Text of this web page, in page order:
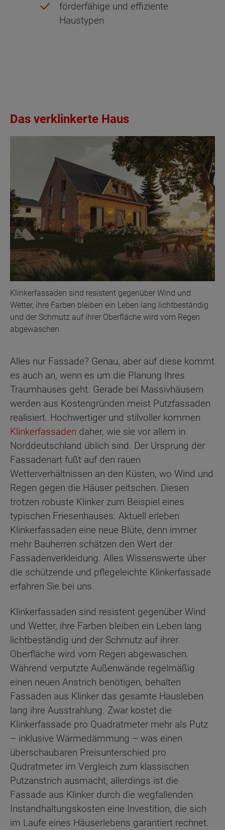
förderfähige und effiziente
Haustypen
Das verklinkerte Haus
Klinkerfassaden sind resistent gegenüber Wind und
Wetter, ihre Farben bleiben ein Leben lang lichtbeständig
und der Schmutz auf ihrer Oberfläche wird vom Regen
abgewaschen
Alles nur Fassade? Genau, aber auf diese kommt
es auch an, wenn es um die Planung Ihres
Traumhauses geht. Gerade bei Massivhäusern
werden aus Kostengründen meist Putzfassaden
realisiert. Hochwertiger und stilvoller kommen
Klinkerfassaden daher, wie sie vor allem in
Norddeutschland üblich sind. Der Ursprung der
Fassadenart fußt auf den rauen
Wetterverhältnissen an den Küsten, wo Wind und
Regen gegen die Häuser peitschen. Diesen
trotzen robuste Klinker zum Beispiel eines
typischen Friesenhauses. Aktuell erleben
Klinkerfassaden eine neue Blüte, denn immer
mehr Bauherren schätzen den Wert der
Fassadenverkleidung. Alles Wissenswerte über
die schützende und pflegeleichte Klinkerfassade
erfahren Sie bei uns.
Klinkerfassaden sind resistent gegenüber Wind
und Wetter, ihre Farben bleiben ein Leben lang
lichtbeständig und der Schmutz auf ihrer
Oberfläche wird vom Regen abgewaschen.
Während verputzte Außenwände regelmäßig
einen neuen Anstrich benötigen, behalten
Fassaden aus Klinker das gesamte Hausleben
lang ihre Ausstrahlung. Zwar kostet die
Klinkerfassade pro Quadratmeter mehr als Putz
– inklusive Wärmedämmung – was einen
überschaubaren Preisunterschied pro
Qudratmeter im Vergleich zum klassischen
Putzanstrich ausmacht, allerdings ist die
Fassade aus Klinker durch die wegfallenden
Instandhaltungskosten eine Investition, die sich
im Laufe eines Häuserlebens garantiert rechnet.